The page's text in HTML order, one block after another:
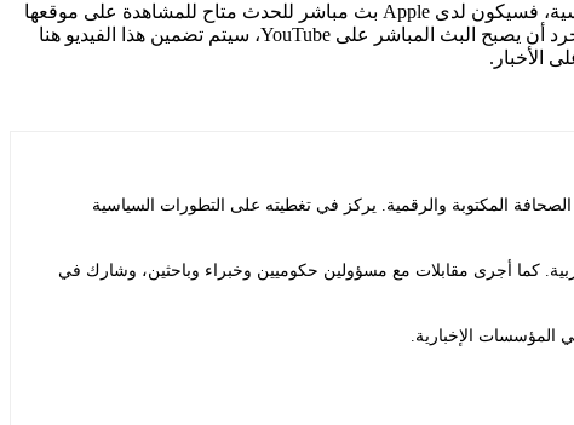
بشكل عام، يتشكل عام 2026 ليكون وقت الذروة لمتابعة إجراءات مؤتمر WWDC أثناء ظهورها. إذا كنت ترغب في مشاهدة الكلمة الرئيسية، فسيكون لدى Apple بث مباشر للحدث متاح للمشاهدة على موقعها
الإلكتروني وكذلك على قناتها على YouTube. وتقوم الشركة أيضًا ببث الكلمة الرئيسية لقناة Bilibili الخاصة بها للمشاهدين في الصين. بمجرد أن يصبح البث المباشر على YouTube، سيتم تضمين هذا الفيديو هنا
الأخبار.
المكتوبة والرقمية. يركز في تغطيته على التطورات السياسية
كما أجرى مقابلات مع مسؤولين حكوميين وخبراء وباحثين، وشارك في
المؤسسات الإخبارية.